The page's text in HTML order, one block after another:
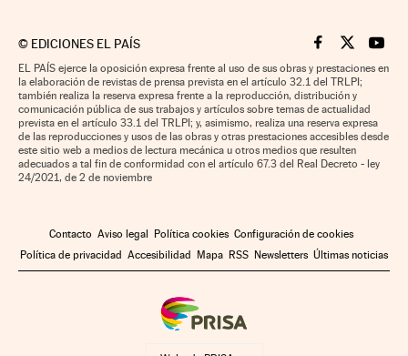
© EDICIONES EL PAÍS Cinco Días en
Cinco Días
Cinco
EL PAÍS ejerce la oposición expresa frente al uso de sus obras y prestaciones en
la elaboración de revistas de prensa prevista en el artículo 32.1 del TRLPI;
también realiza la reserva expresa frente a la reproducción, distribución y
comunicación pública de sus trabajos y artículos sobre temas de actualidad
prevista en el artículo 33.1 del TRLPI; y, asimismo, realiza una reserva expresa
de las reproducciones y usos de las obras y otras prestaciones accesibles desde
este sitio web a medios de lectura mecánica u otros medios que resulten
adecuados a tal fin de conformidad con el artículo 67.3 del Real Decreto - ley
24/2021, de 2 de noviembre
Contacto Aviso legal Política cookies Configuración de cookies
Política de privacidad Accesibilidad Mapa RSS Newsletters Últimas noticias